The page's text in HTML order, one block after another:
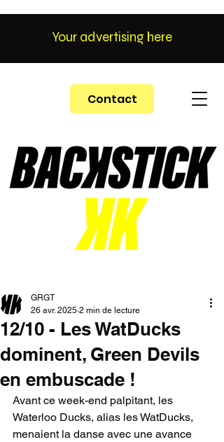
Contact
Your advertising here
12/10 - Les WatDucks
dominent, Green Devils
en embuscade !
GRGT
26 avr. 2025 2 min de lecture
Avant ce week-end palpitant, les
Waterloo Ducks, alias les WatDucks,
menaient la danse avec une avance